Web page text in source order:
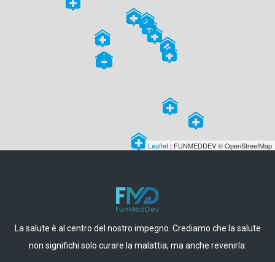
Leaflet | FUNMEDDEV © OpenStreetMap
La salute è al centro del nostro impegno. Crediamo che la salute
non significhi solo curare la malattia, ma anche revenirla.